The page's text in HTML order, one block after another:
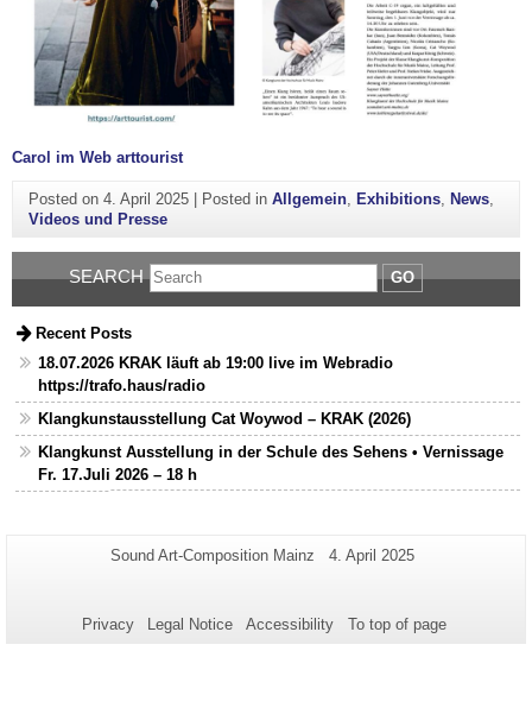
Carol im Web arttourist
Posted on 4. April 2025| Posted in Allgemein, Exhibitions, News,
Videos und Presse
SEARCH GO
Recent Posts
18.07.2026 KRAK läuft ab 19:00 live im Webradio
https://trafo.haus/radio
Klangkunstausstellung Cat Woywod – KRAK (2026)
Klangkunst Ausstellung in der Schule des Sehens • Vernissage
Fr. 17.Juli 2026 – 18 h
Additional
this
Page-
Sound Art-Composition Mainz
Last
4. April 2025
Privacy Legal Notice Accessibility To top of page